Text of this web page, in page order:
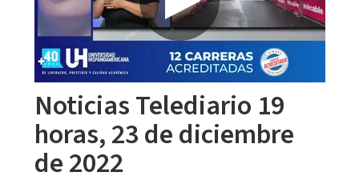
Noticias Telediario 19
horas, 23 de diciembre
de 2022